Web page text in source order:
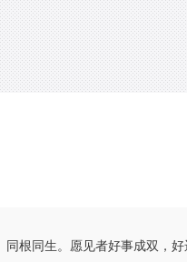
根同生。愿见者好事成双，好